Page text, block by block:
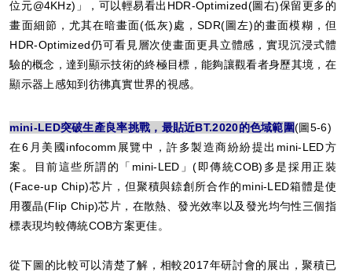
位元@4KHz)」，可以輕易看出HDR-Optimized(圖右)保留更多的
畫面細節，尤其在暗畫面(低灰)處，SDR(圖左)的畫面模糊，但
HDR-Optimized仍可看見層次使畫面更具立體感，實現沉浸式體
驗的概念，達到顯示技術的終極目標，能夠讓觀看者身歷其境，在
顯示器上感知到彷彿真實世界的視感。
mini-LED突破生產良率挑戰，最貼近BT.2020的色域範圍(圖5-6)
在6月美國infocomm展覽中，許多製造商紛紛提出mini-LED方
案。目前這些所謂的「mini-LED」(即傳統COB)多是採用正裝
(Face-up Chip)芯片，但聚積與錼創所合作的mini-LED箱體是使
用覆晶(Flip Chip)芯片，在散熱、發光效率以及發光均勻性三個指
標表現均較傳統COB方案更佳。
從下圖的比較可以清楚了解，相較2017年研討會的展出，聚積已